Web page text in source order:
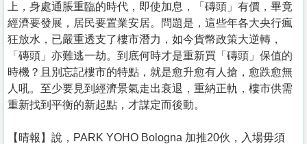
上，身處通脹重臨的時代，即使加息，「磚頭」有價，畢竟
經濟要發展，居民要置業安居。問題是，這些年各大央行瘋
狂放水，已嚴重透支了樓市潛力，如今貨幣政策大逆轉，
「磚頭」亦難逃一劫。到底何時才是重新買「磚頭」保值的
時機？且別忘記樓市的特點，就是愈升愈有人搶，愈跌愈無
人吼。至少要見到經濟景氣走出衰退，重納正軌，樓市供需
重新找到平衡的新起點，才謀定而後動。
【晴報】說，PARK YOHO Bologna 加推20伙，入場毋須